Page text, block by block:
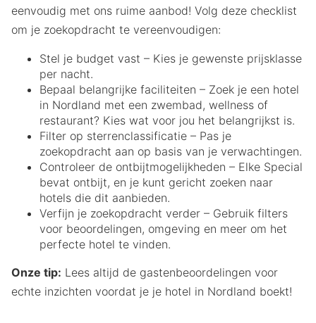
eenvoudig met ons ruime aanbod! Volg deze checklist
om je zoekopdracht te vereenvoudigen:
Stel je budget vast – Kies je gewenste prijsklasse
per nacht.
Bepaal belangrijke faciliteiten – Zoek je een hotel
in Nordland met een zwembad, wellness of
restaurant? Kies wat voor jou het belangrijkst is.
Filter op sterrenclassificatie – Pas je
zoekopdracht aan op basis van je verwachtingen.
Controleer de ontbijtmogelijkheden – Elke Special
bevat ontbijt, en je kunt gericht zoeken naar
hotels die dit aanbieden.
Verfijn je zoekopdracht verder – Gebruik filters
voor beoordelingen, omgeving en meer om het
perfecte hotel te vinden.
Onze tip: Lees altijd de gastenbeoordelingen voor
echte inzichten voordat je je hotel in Nordland boekt!